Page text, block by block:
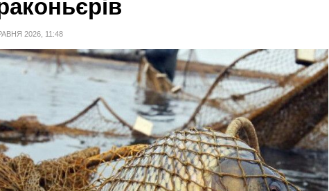
2026, 11:48